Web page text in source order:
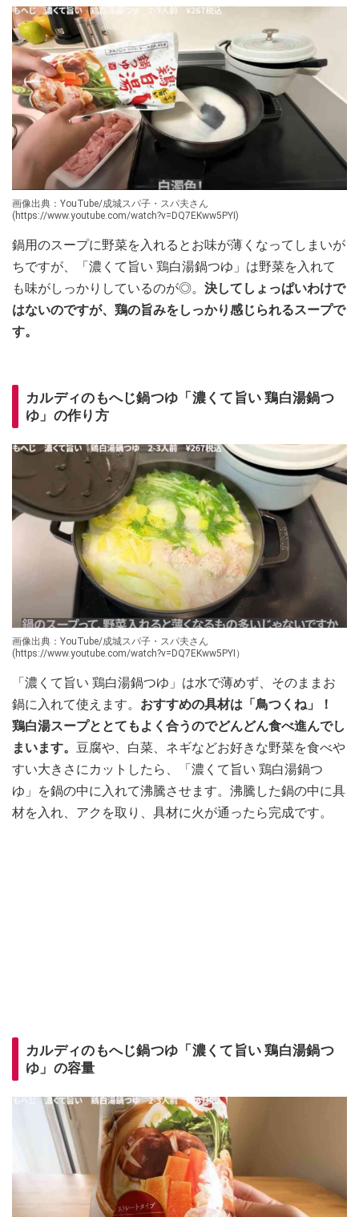
画像出典：YouTube/成城スパ子・スパ夫さん
(https://www.youtube.com/watch?v=DQ7EKww5PYI)
鍋用のスープに野菜を入れるとお味が薄くなってしまいが
ちですが、「濃くて旨い 鶏白湯鍋つゆ」は野菜を入れて
も味がしっかりしているのが◎。 決してしょっぱいわけで
はないのですが、鶏の旨みをしっかり感じられるスープで
す。
カルディのもへじ鍋つゆ「濃くて旨い 鶏白湯鍋つ
ゆ」の作り方
画像出典：YouTube/成城スパ子・スパ夫さん
(https://www.youtube.com/watch?v=DQ7EKww5PYI）
「濃くて旨い 鶏白湯鍋つゆ」は水で薄めず、そのままお
鍋に入れて使えます。 おすすめの具材は「鳥つくね」！
鶏白湯スープととてもよく合うのでどんどん食べ進んでし
まいます。 豆腐や、白菜、ネギなどお好きな野菜を食べや
すい大きさにカットしたら、「濃くて旨い 鶏白湯鍋つ
ゆ」を鍋の中に入れて沸騰させます。沸騰した鍋の中に具
材を入れ、アクを取り、具材に火が通ったら完成です。
カルディのもへじ鍋つゆ「濃くて旨い 鶏白湯鍋つ
ゆ」の容量